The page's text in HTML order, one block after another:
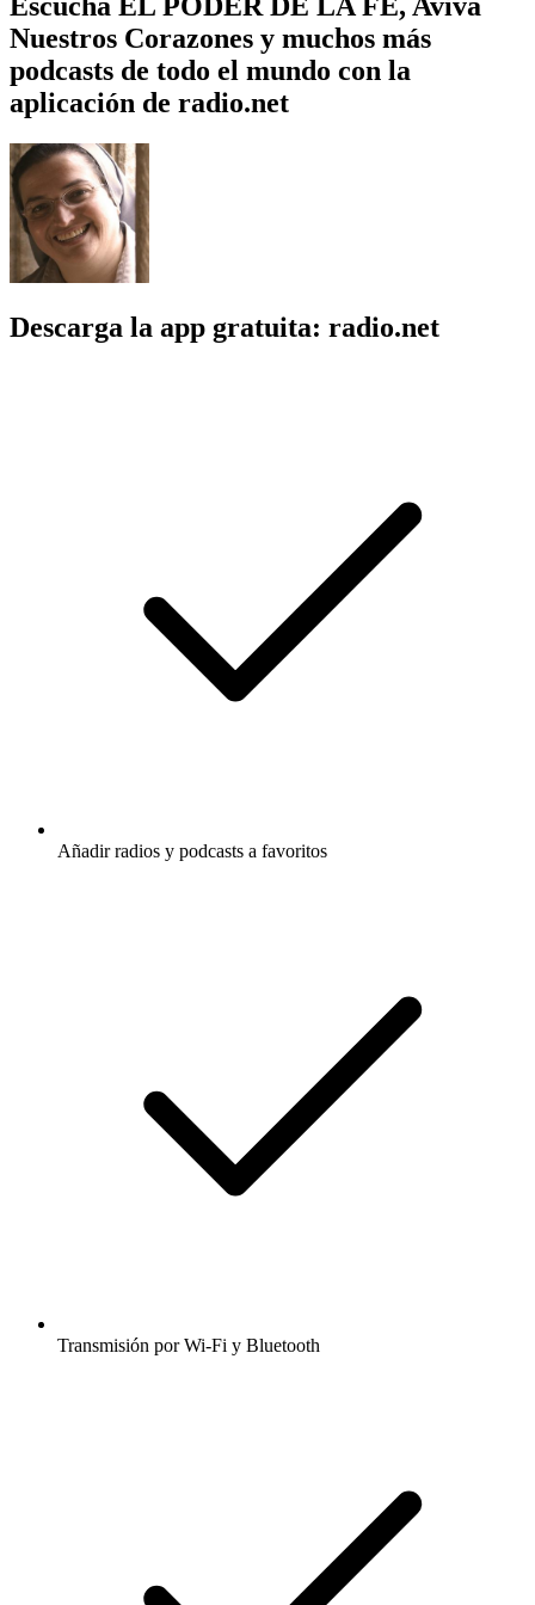
Nuestros Corazones y muchos más
podcasts de todo el mundo con la
aplicación de radio.net
Descarga la app gratuita: radio.net
Añadir radios y podcasts a favoritos
Transmisión por Wi-Fi y Bluetooth